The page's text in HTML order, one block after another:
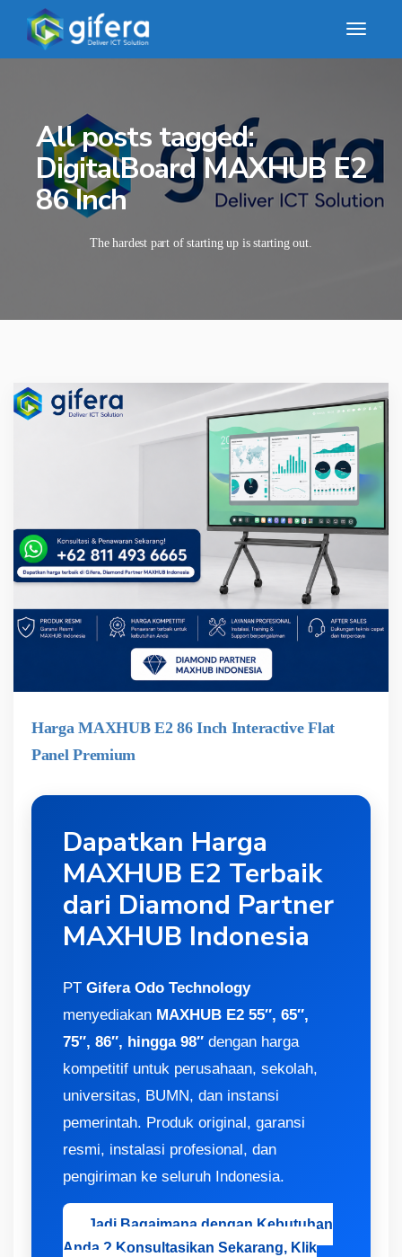
All posts tagged:
DigitalBoard MAXHUB E2
86 Inch
The hardest part of starting up is starting out.
Harga MAXHUB E2 86 Inch Interactive Flat
Panel Premium
Dapatkan Harga
MAXHUB E2 Terbaik
dari Diamond Partner
MAXHUB Indonesia
PT Gifera Odo Technology
menyediakan MAXHUB E2 55″, 65″,
75″, 86″, hingga 98″ dengan harga
kompetitif untuk perusahaan, sekolah,
universitas, BUMN, dan instansi
pemerintah. Produk original, garansi
resmi, instalasi profesional, dan
pengiriman ke seluruh Indonesia.
Jadi Bagaimana dengan Kebutuhan
Anda ? Konsultasikan Sekarang, Klik